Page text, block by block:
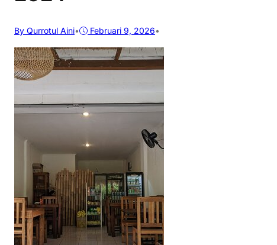
By Qurrotul Aini• Februari 9, 2026•